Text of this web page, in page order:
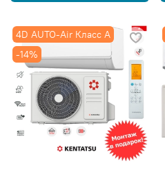
4D AUTO-Air Класс А
-14%